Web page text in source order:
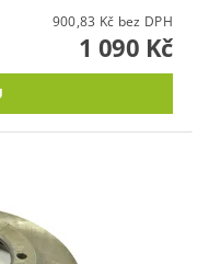
900,83 Kč bez DPH
1 090 Kč